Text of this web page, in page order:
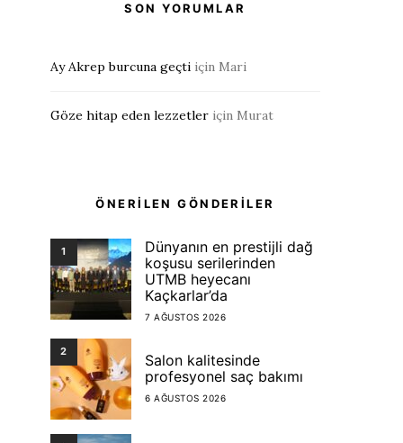
SON YORUMLAR
Ay Akrep burcuna geçti için Mari
Göze hitap eden lezzetler için Murat
ÖNERİLEN GÖNDERİLER
1
Dünyanın en prestijli dağ
koşusu serilerinden
UTMB heyecanı
Kaçkarlar’da
7 AĞUSTOS 2026
2
Salon kalitesinde
profesyonel saç bakımı
6 AĞUSTOS 2026